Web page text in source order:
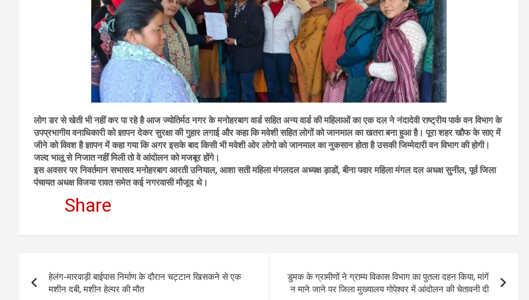
लोग डर से खेती भी नहीं कर पा रहे है आज ज्योतिर्मठ नगर के मनोहरबाग वार्ड सहित अन्य वार्ड की महिलाओं का एक दल ने नंदादेवी राष्ट्रीय पार्क वन विभाग के
उपप्रभागीय वनाधिकारी को ज्ञापन देकर सुरक्षा की गुहार लगाई और कहा कि मवेशी सहित लोगों को जानमाल का खतरा बना हुआ है। पूरा शहर खौफ के साए में
जीने को विवश है ज्ञापन में कहा गया कि अगर इसके बाद किसी भी मवेशी ओर लोगो को जानमाल का नुकसान होता है उसकी जिम्मेदारी वन विभाग की होगी।
जल्द भालू से निजात नहीं मिली तो वे आंदोलन को मजबूर होंगे।
इस अवसर पर निवर्तमान सभासद मनोहरबाग आरती उनियाल, आशा सती महिला मंगलदल अध्यक्ष ड़ाडों, बीना पवार महिला मंगल दल अधक्ष सुनील, पूर्व जिला
पंचायत अधक्ष विजया रावत समेत कई नगरवासी मौजूद थे।
Share
navigation
हेलंग-मारवाड़ी बाईपास निर्माण के दौरान चट्टान खिसकने से एक
मशीन दबी, मशीन हेल्पर की मौत
डुमक के ग्रामीणों ने ग्राम्य विकास विभाग का पुतला दहन किया, मांगें
न माने जाने पर जिला मुख्यालय गोपेश्वर में आंदोलन की चेतावनी दी